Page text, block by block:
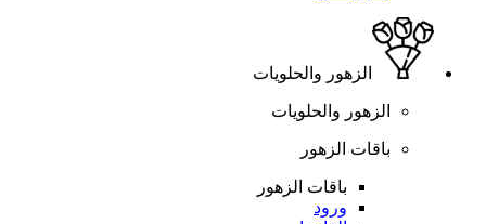
الزهور والحلويات
الزهور والحلويات
باقات الزهور
باقات الزهور
ورود